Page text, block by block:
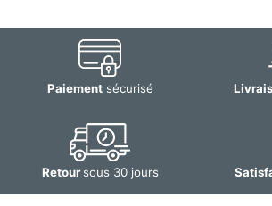
Paiementsécurisé
Retoursous 30 jours